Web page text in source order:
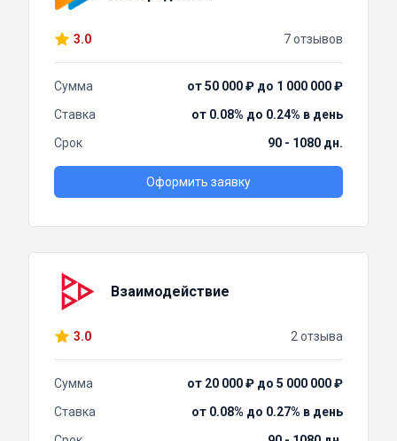
3.0 7 отзывов
Сумма
от 50 000 ₽ до 1 000 000 ₽
Ставка
от 0.08% до 0.24% в день
Срок
90 - 1080 дн.
Оформить заявку
Взаимодействие
3.0 2 отзыва
Сумма
от 20 000 ₽ до 5 000 000 ₽
Ставка
от 0.08% до 0.27% в день